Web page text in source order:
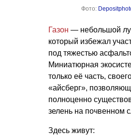
Фото:
Газон — небольшой
который избежал
под тяжестью
Миниатюрная
только её часть,
«айсберг»,
полноценно
зелень на почвенном
Здесь живут: